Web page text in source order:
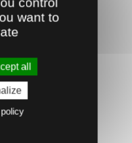
des trémies de
L ...
PANIER
want to
all